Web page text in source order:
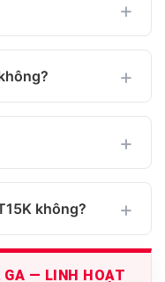
không?
— LINH HOẠT